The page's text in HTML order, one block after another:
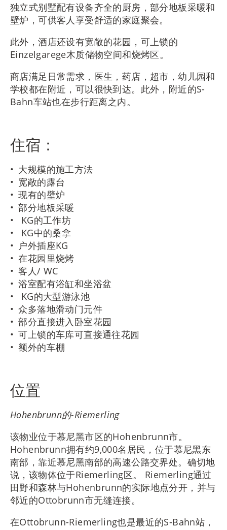
独立式别墅配有设备齐全的厨房，部分地板采暖和
壁炉，可供客人享受舒适的家庭聚会。
此外，酒店还设有宽敞的花园，可上锁的
Einzelgarege木质储物空间和烧烤区。
商店满足日常需求，医生，药店，超市，幼儿园和
学校都在附近，可以很快到达。此外，附近的S-
Bahn车站也在步行距离之内。
住宿：
大规模的施工方法
宽敞的露台
现有的壁炉
部分地板采暖
KG的工作坊
KG中的桑拿
户外插座KG
在花园里烧烤
客人/ WC
浴室配有浴缸和坐浴盆
KG的大型游泳池
众多落地滑动门元件
部分直接进入卧室花园
可上锁的车库可直接通往花园
额外的车棚
位置
Hohenbrunn的-Riemerling
该物业位于慕尼黑市区的Hohenbrunn市。
Hohenbrunn拥有约9,000名居民，位于慕尼黑东
南部，靠近慕尼黑南部的高速公路交界处。确切地
说，该物体位于Riemerling区。 Riemerling通过
田野和森林与Hohenbrunn的实际地点分开，并与
邻近的Ottobrunn市无缝连接。
在Ottobrunn-Riemerling也是最近的S-Bahn站，